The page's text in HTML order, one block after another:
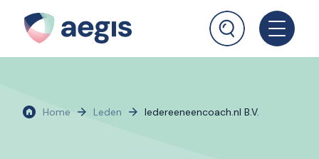
Home Leden Iedereeneencoach.nl B.V.